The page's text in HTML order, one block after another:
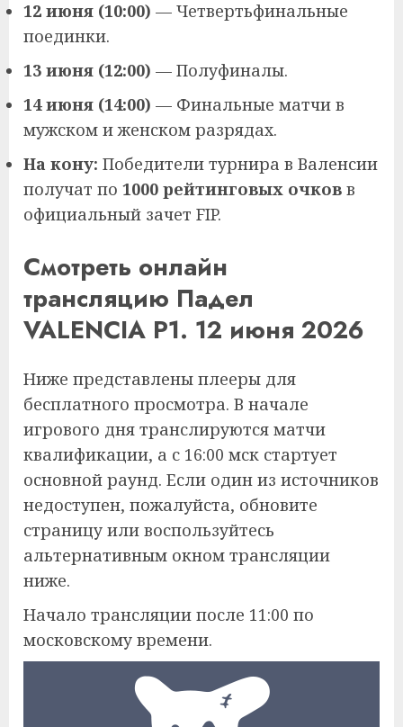
12 июня (10:00) — Четвертьфинальные
поединки.
13 июня (12:00) — Полуфиналы.
14 июня (14:00) — Финальные матчи в
мужском и женском разрядах.
На кону: Победители турнира в Валенсии
получат по 1000 рейтинговых очков в
официальный зачет FIP.
Смотреть онлайн
трансляцию Падел
VALENCIA P1. 12 июня 2026
Ниже представлены плееры для
бесплатного просмотра. В начале
игрового дня транслируются матчи
квалификации, а с 16:00 мск стартует
основной раунд. Если один из источников
недоступен, пожалуйста, обновите
страницу или воспользуйтесь
альтернативным окном трансляции
ниже.
Начало трансляции после 11:00 по
московскому времени.